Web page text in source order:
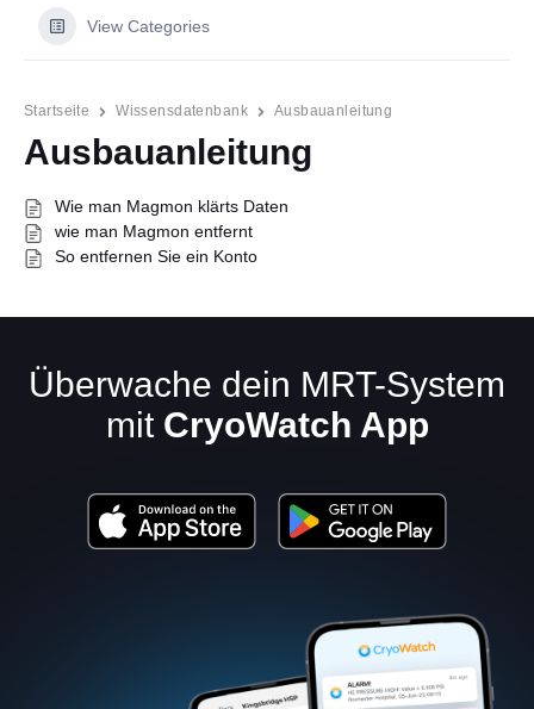
Deutsch
View Categories
Startseite Wissensdatenbank Ausbauanleitung
Ausbauanleitung
Wie man Magmon klärts Daten
wie man Magmon entfernt
So entfernen Sie ein Konto
Überwache dein MRT-System
mit CryoWatch App